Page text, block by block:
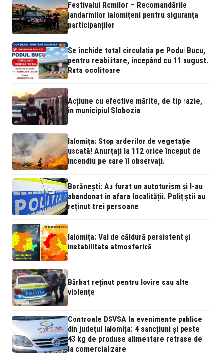
Festivalul Romilor – Recomandările
jandarmilor ialomițeni pentru siguranța
participanților
Se închide total circulația pe Podul Bucu,
pentru reabilitare, începând cu 11 august.
Ruta ocolitoare
Acțiune cu efective mărite, de tip razie,
în municipiul Slobozia
Ialomița: Stop arderilor de vegetație
uscată! Anunțați la 112 orice început de
incendiu pe care îl observați.
Borănești: Au furat un autoturism și l-au
abandonat în afara localității. Polițiștii au
reținut trei persoane
Ialomița: Val de căldură persistent și
instabilitate atmosferică
Bărbat reținut pentru lovire sau alte
violențe
Controale DSVSA la evenimente publice
din județul Ialomița: 4 sancțiuni și peste
43 kg de produse alimentare retrase de
la comercializare